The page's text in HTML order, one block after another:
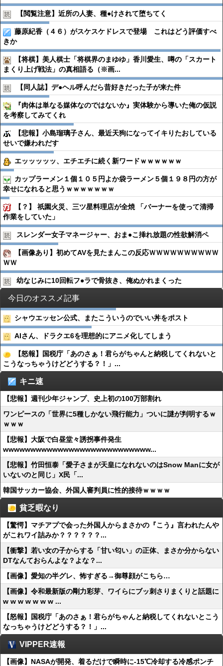
【閲覧注意】近所の人妻、種●︎けされて堕ちてく
藤原紀香（４６）がスケスケドレスで登場 これはどう評価すべ
きか
【将棋】美人棋士「将棋界のまゆゆ」香川愛生、噂の「スカート
まくり上げ戦法」の真相語る（※画...
【同人誌】デ●︎ヘル呼んだら昔好きだった子が来た件
『肉体は単なる媒体なのではないか』実体験から導いた俺の仮説
を考察してみてくれ
【悲報】小島瑠璃子さん、最近天狗になってイキりたおしている
せいで嫌われだす
エッッッッッ、エチエチに続く新ワードｗｗｗｗｗｗ
カップラーメン１個１０５円よか袋ラーメン５個１９８円の方が
幸せになれると思うｗｗｗｗｗｗｗ
【？】 祇園火災、三ツ星料理店が全焼 「バーナーを使って清掃
作業をしていた」
スレンダー女子マネージャー、おま●︎こ挿れ放題の性欲解消ペ
【画像あり】初めてAVを見たまんこの反応ＷＷＷＷＷＷＷＷＷＷ
ＷＷ
幼なじみに10回転フ●︎ラで骨抜き、俺ぬかれまくった
今日のオススメ記事
シャウエッセン公式、またこういうのでいい丼をポスト
AIさん、ドラクエ6を理想的にアニメ化してしまう
【怒報】国税庁「あのさぁ！君らがちゃんと納税してくれないと
こうなっちゃうけどどうする？！」...
キニ速
【悲報】週刊少年ジャンプ、史上初の100万部割れ
ワンピースの「世界に5種しかない飛行能力」ついに謎が判明するｗ
ｗｗｗ
【悲報】大阪で白昼堂々誘拐事件発生
wwwwwwwwwwwwwwwwwwwwwwwwwww...
【悲報】竹田恒泰「愛子さまが天皇になれないのはSnow Manに女が
いないのと同じ」X民「...
韓国サッカー協会、外国人審判員に性的接待ｗｗｗｗ
貧乏暇なり
【驚愕】マチアプで会った外国人からまさかの『こう』言われたんや
がこれワイ詰みか？？？？？？...
【衝撃】若い女の子からする「甘い匂い」の正体、まさか分からない
DTなんておらんよな？よな？...
【画像】愛知の半グレ、怖すぎる→御尊顔がこちら…
【画像】令和最新版の剛力彩芽、ワイらにブッ刺さりまくりと話題に
w w w w w w w ...
【怒報】国税庁「あのさぁ！君らがちゃんと納税してくれないとこう
なっちゃうけどどうする？！」...
VIPPER速報
【画像】NASAが開発、着るだけで瞬時に-15℃冷却する冷感ポンチ